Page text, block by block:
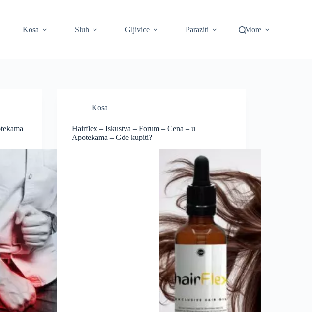
Kosa Sluh Gljivice Paraziti More
Kosa
Hairflex – Iskustva – Forum – Cena – u
Apotekama – Gde kupiti?